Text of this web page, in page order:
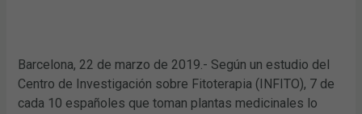
Barcelona, 22 de marzo de 2019.- Según un estudio del
Centro de Investigación sobre Fitoterapia (INFITO), 7 de
cada 10 españoles que toman plantas medicinales lo